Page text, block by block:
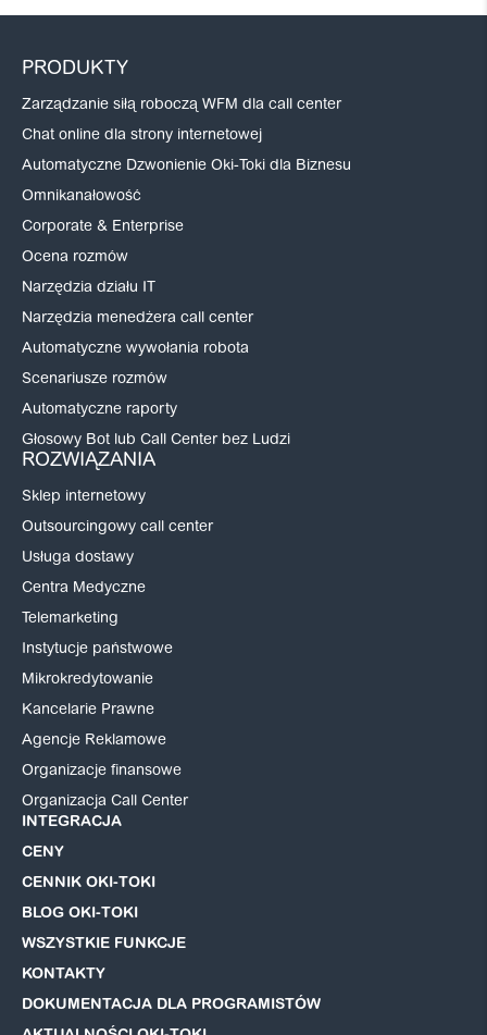
PRODUKTY
Zarządzanie siłą roboczą WFM dla call center
Chat online dla strony internetowej
Automatyczne Dzwonienie Oki-Toki dla Biznesu
Omnikanałowość
Corporate & Enterprise
Ocena rozmów
Narzędzia działu IT
Narzędzia menedżera call center
Automatyczne wywołania robota
Scenariusze rozmów
Automatyczne raporty
Głosowy Bot lub Call Center bez Ludzi
ROZWIĄZANIA
Sklep internetowy
Outsourcingowy call center
Usługa dostawy
Centra Medyczne
Telemarketing
Instytucje państwowe
Mikrokredytowanie
Kancelarie Prawne
Agencje Reklamowe
Organizacje finansowe
Organizacja Call Center
INTEGRACJA
CENY
CENNIK OKI-TOKI
BLOG OKI-TOKI
WSZYSTKIE FUNKCJE
KONTAKTY
DOKUMENTACJA DLA PROGRAMISTÓW